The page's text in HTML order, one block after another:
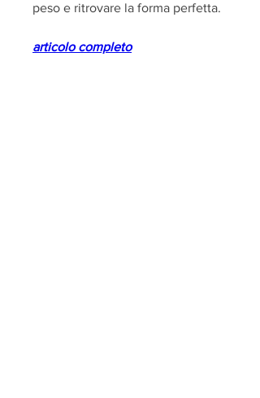
peso e ritrovare la forma perfetta.
articolo completo